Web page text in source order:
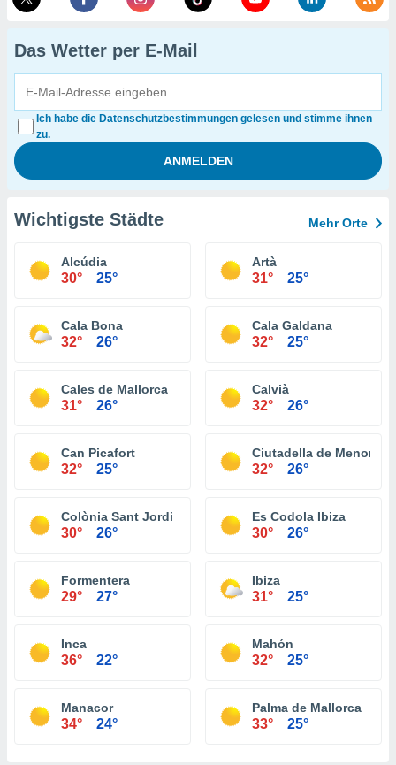
Das Wetter per E-Mail
Ich habe die Datenschutzbestimmungen gelesen und stimme ihnen
zu.
Wichtigste Städte Mehr Orte
Alcúdia
30° 25°
Artà
31° 25°
Cala Bona
32° 26°
Cala Galdana
32° 25°
Cales de Mallorca
31° 26°
Calvià
32° 26°
Can Picafort
32° 25°
Ciutadella de Menorca
32° 26°
Colònia Sant Jordi
30° 26°
Es Codola Ibiza
30° 26°
Formentera
29° 27°
Ibiza
31° 25°
Inca
36° 22°
Mahón
32° 25°
Manacor
34° 24°
Palma de Mallorca
33° 25°